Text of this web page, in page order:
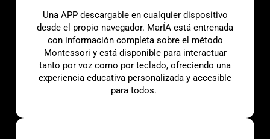
Una APP descargable en cualquier dispositivo
desde el propio navegador. MarÍA está entrenada
con información completa sobre el método
Montessori y está disponible para interactuar
tanto por voz como por teclado, ofreciendo una
experiencia educativa personalizada y accesible
para todos.